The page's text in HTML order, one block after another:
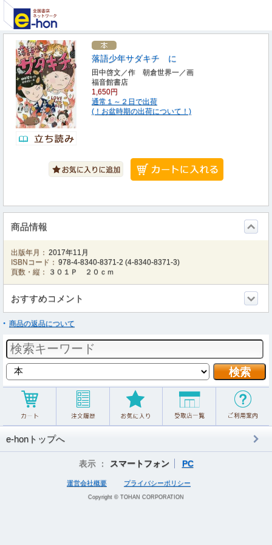
落語少年サダキチ に
田中啓文／作 朝倉世界一／画
福音館書店
1,650円
通常１～２日で出荷
(！お盆時期の出荷について！)
商品情報
出版年月： 2017年11月
ISBNコード： 978-4-8340-8371-2 (4-8340-8371-3)
頁数・縦：
３０１Ｐ ２０ｃｍ
おすすめコメント
商品の返品について
e-honトップへ
表示 ： スマートフォン PC
運営会社概要 プライバシーポリシー
Copyright © TOHAN CORPORATION